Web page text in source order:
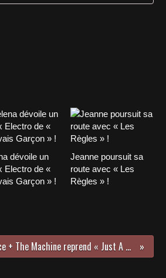
dévoile un
Electro de «
Garçon » !
Jeanne poursuit sa
route avec « Les
Règles » !
Florence + The Machine reprend « Just A Girl » de No Doubt !